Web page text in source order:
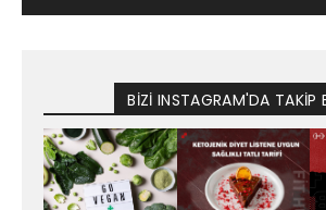
BİZİ INSTAGRAM'DA TAKİP